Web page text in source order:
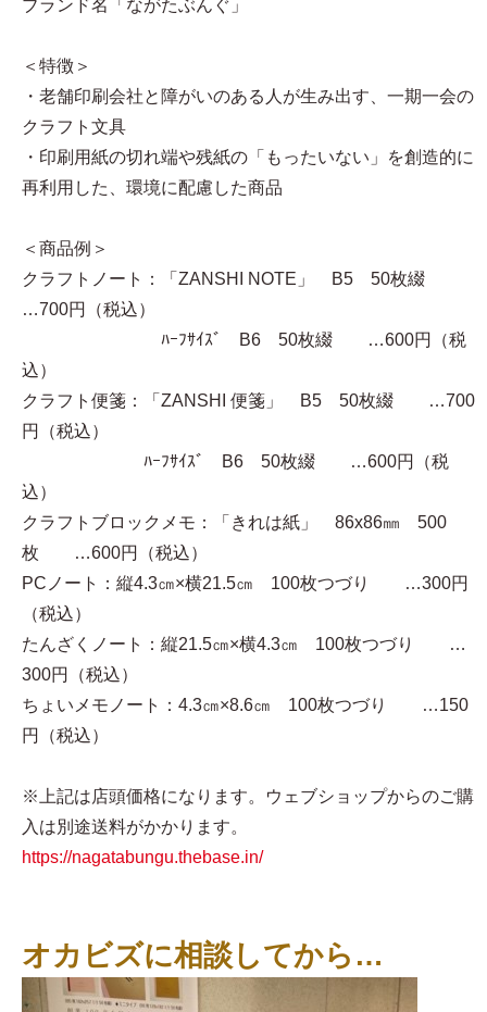
ブランド名「ながたぶんぐ」
＜特徴＞
・老舗印刷会社と障がいのある人が生み出す、一期一会の
クラフト文具
・印刷用紙の切れ端や残紙の「もったいない」を創造的に
再利用した、環境に配慮した商品
＜商品例＞
クラフトノート：「ZANSHI NOTE」 B5 50枚綴
…700円（税込）
ﾊｰﾌｻｲｽﾞ B6 50枚綴 …600円（税
込）
クラフト便箋：「ZANSHI 便箋」 B5 50枚綴 …700
円（税込）
ﾊｰﾌｻｲｽﾞ B6 50枚綴 …600円（税
込）
クラフトブロックメモ：「きれは紙」 86x86㎜ 500
枚 …600円（税込）
PCノート：縦4.3㎝×横21.5㎝ 100枚つづり …300円
（税込）
たんざくノート：縦21.5㎝×横4.3㎝ 100枚つづり …
300円（税込）
ちょいメモノート：4.3㎝×8.6㎝ 100枚つづり …150
円（税込）
※上記は店頭価格になります。ウェブショップからのご購
入は別途送料がかかります。
https://nagatabungu.thebase.in/
オカビズに相談してから…